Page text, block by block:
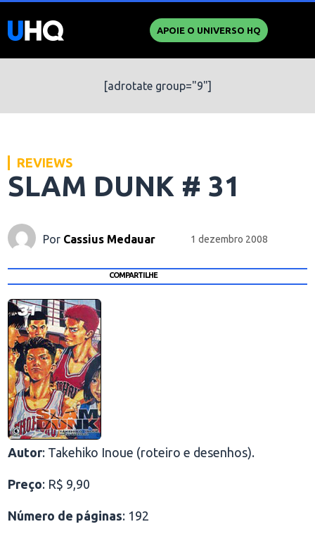
APOIE O UNIVERSO HQ
[adrotate group="9"]
REVIEWS
SLAM DUNK # 31
Por Cassius Medauar 1 dezembro 2008
COMPARTILHE
Autor: Takehiko Inoue (roteiro e desenhos).
Preço: R$ 9,90
Número de páginas: 192